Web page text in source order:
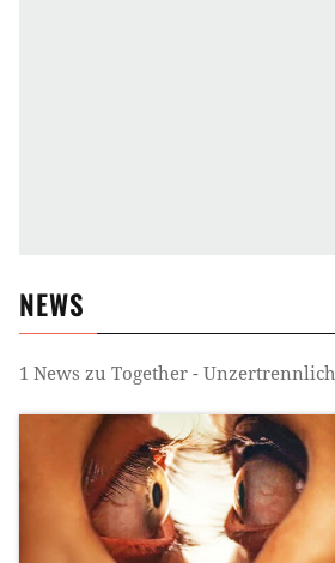
NEWS
1 News zu Together - Unzertrennlich